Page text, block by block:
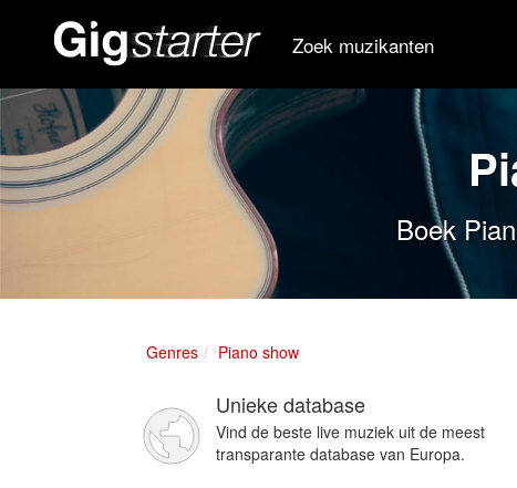
Zoek muzikanten
Boek
Genres Piano show
Unieke database
Vind de beste live muziek uit de meest
transparante database van Europa.